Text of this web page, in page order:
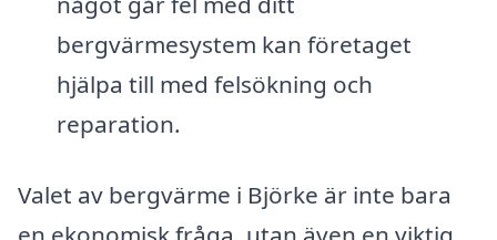
bergvärmesystem kan företaget
hjälpa till med felsökning och
reparation.
Valet av bergvärme i Björke är inte bara